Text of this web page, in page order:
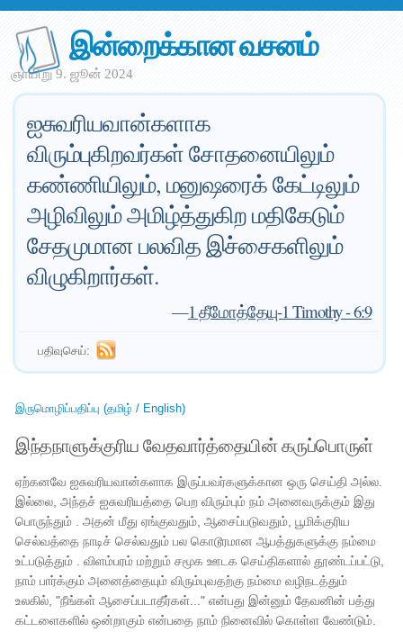
இன்றைக்கான வசனம்
ஞாயிறு 9. ஜூன் 2024
ஐசுவரியவான்களாக
விரும்புகிறவர்கள் சோதனையிலும்
கண்ணியிலும், மனுஷரைக் கேட்டிலும்
அழிவிலும் அமிழ்த்துகிற மதிகேடும்
சேதமுமான பலவித இச்சைகளிலும்
விழுகிறார்கள்.
—1 தீமோத்தேயு-1 Timothy - 6:9
பதிவுசெய்:
இருமொழிப்பதிப்பு (தமிழ் / English)
இந்தநாளுக்குரிய வேதவார்த்தையின் கருப்பொருள்
ஏற்கனவே ஐசுவரியவான்களாக இருப்பவர்களுக்கான ஒரு செய்தி அல்ல.
இல்லை, அந்தச் ஐசுவரியத்தை பெற விரும்பும் நம் அனைவருக்கும் இது
பொருந்தும் . அதன் மீது ஏங்குவதும், ஆசைப்படுவதும், பூமிக்குரிய
செல்வத்தை நாடிச் செல்வதும் பல கொடூரமான ஆபத்துகளுக்கு நம்மை
உட்படுத்தும் . விளம்பரம் மற்றும் சமூக ஊடக செய்திகளால் தூண்டப்பட்டு,
நாம் பார்க்கும் அனைத்தையும் விரும்புவதற்கு நம்மை வழிநடத்தும்
உலகில், "நீங்கள் ஆசைப்படாதீர்கள்..." என்பது இன்னும் தேவனின் பத்து
கட்டளைகளில் ஒன்றாகும் என்பதை நாம் நினைவில் கொள்ள வேண்டும்.